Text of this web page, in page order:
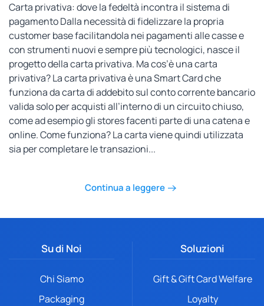
Carta privativa: dove la fedeltà incontra il sistema di
pagamento Dalla necessità di fidelizzare la propria
customer base facilitandola nei pagamenti alle casse e
con strumenti nuovi e sempre più tecnologici, nasce il
progetto della carta privativa. Ma cos’è una carta
privativa? La carta privativa è una Smart Card che
funziona da carta di addebito sul conto corrente bancario
valida solo per acquisti all’interno di un circuito chiuso,
come ad esempio gli stores facenti parte di una catena e
online. Come funziona? La carta viene quindi utilizzata
sia per completare le transazioni...
Continua a leggere
Su di Noi
Chi Siamo
Packaging
Soluzioni
Gift & Gift Card Welfare
Loyalty